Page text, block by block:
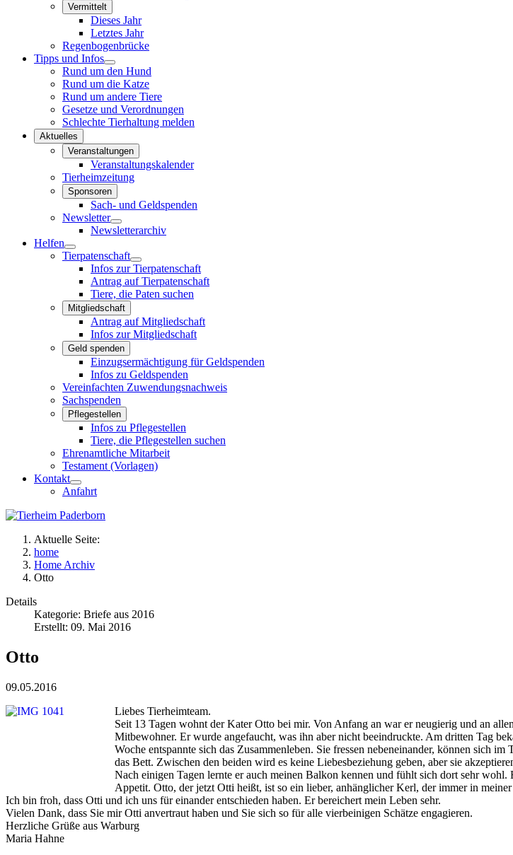
Vermittelt
Dieses Jahr
Letztes Jahr
Regenbogenbrücke
Tipps und Infos
Rund um den Hund
Rund um die Katze
Rund um andere Tiere
Gesetze und Verordnungen
Schlechte Tierhaltung melden
Aktuelles
Veranstaltungen
Veranstaltungskalender
Tierheimzeitung
Sponsoren
Sach- und Geldspenden
Newsletter
Newsletterarchiv
Helfen
Tierpatenschaft
Infos zur Tierpatenschaft
Antrag auf Tierpatenschaft
Tiere, die Paten suchen
Mitgliedschaft
Antrag auf Mitgliedschaft
Infos zur Mitgliedschaft
Geld spenden
Einzugsermächtigung für Geldspenden
Infos zu Geldspenden
Vereinfachten Zuwendungsnachweis
Sachspenden
Pflegestellen
Infos zu Pflegestellen
Tiere, die Pflegestellen suchen
Ehrenamtliche Mitarbeit
Testament (Vorlagen)
Kontakt
Anfahrt
Aktuelle Seite:
home
Home Archiv
Otto
Details
Kategorie: Briefe aus 2016
Erstellt: 09. Mai 2016
Otto
09.05.2016
Liebes Tierheimteam.
Seit 13 Tagen wohnt der Kater Otto bei mir. Von Anfang an war er neugierig und an
Mitbewohner. Er wurde angefaucht, was ihn aber nicht beeindruckte. Am dritten Tag
Woche entspannte sich das Zusammenleben. Sie fressen nebeneinander, können sich
das Bett. Zwischen den beiden wird es keine Liebesbeziehung geben, aber sie
Nach einigen Tagen lernte er auch meinen Balkon kennen und fühlt sich dort sehr
Appetit. Otto, der jetzt Otti heißt, ist so ein lieber, anhänglicher Kerl, der immer in
Ich bin froh, dass Otti und ich uns für einander entschieden haben. Er bereichert mein Leben sehr.
Vielen Dank, dass Sie mir Otti anvertraut haben und Sie sich so für alle vierbeinigen Schätze engagieren.
Herzliche Grüße aus Warburg
Maria Hahne